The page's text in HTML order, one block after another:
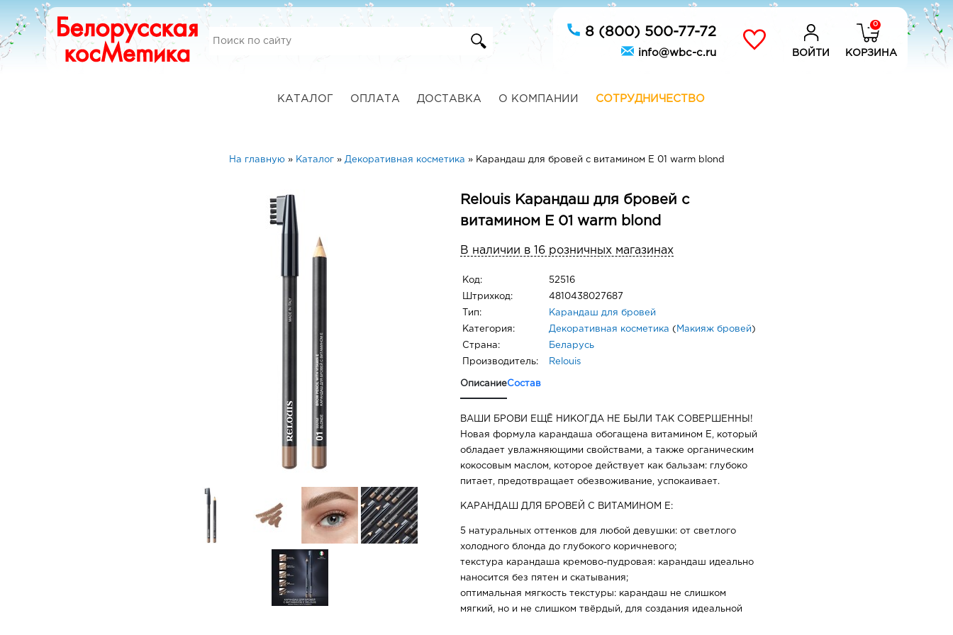
8 (800) 500-77-72
info@wbc-c.ru ВОЙТИ
0
КОРЗИНА
КАТАЛОГ ОПЛАТА ДОСТАВКА О КОМПАНИИ СОТРУДНИЧЕСТВО
На главную» Каталог» Декоративная косметика » Карандаш для бровей с витамином Е 01 warm blond
Relouis Карандаш для бровей с
витамином Е 01 warm blond
В наличии в 16 розничных магазинах
Код: 52516
Штрихкод: 4810438027687
Тип: Карандаш для бровей
Категория: Декоративная косметика ( Макияж бровей )
Страна: Беларусь
Производитель: Relouis
ОписаниеСостав
ВАШИ БРОВИ ЕЩЁ НИКОГДА НЕ БЫЛИ ТАК СОВЕРШЕННЫ!
Новая формула карандаша обогащена витамином Е, который
обладает увлажняющими свойствами, а также органическим
кокосовым маслом, которое действует как бальзам: глубоко
питает, предотвращает обезвоживание, успокаивает.
КАРАНДАШ ДЛЯ БРОВЕЙ С ВИТАМИНОМ Е:
5 натуральных оттенков для любой девушки: от светлого
холодного блонда до глубокого коричневого;
текстура карандаша кремово-пудровая: карандаш идеально
наносится без пятен и скатывания;
оптимальная мягкость текстуры: карандаш не слишком
мягкий, но и не слишком твёрдый, для создания идеальной